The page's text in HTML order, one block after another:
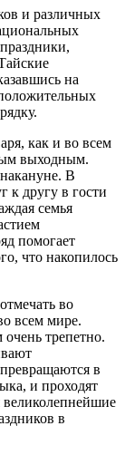
и различных
на
как и во всем
выходным.
В
к другу в гости
семья
помогает
что накопилось
во
всем мире.
трепетно.
в
и проходят
великолепнейшие
в